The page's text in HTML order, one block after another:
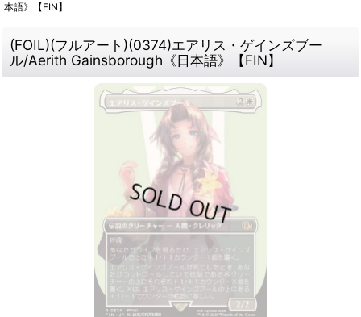
本語》【FIN】
(FOIL)(フルアート)(0374)エアリス・ゲインズブー
ル/Aerith Gainsborough《日本語》【FIN】